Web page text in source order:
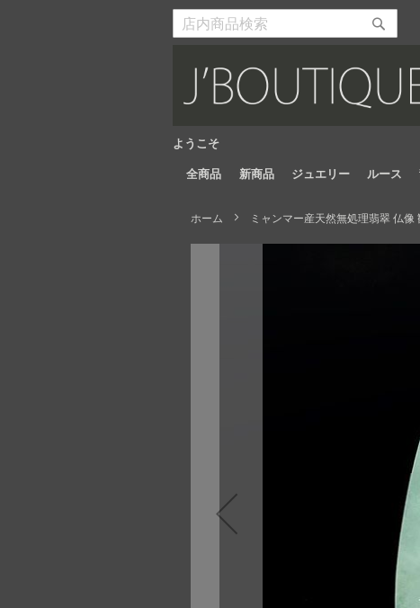
Skip
ようこそ
検
検
始
全商品 新商品 ジュエリー ルース
ホーム ミャンマー産天然無処理翡翠 仏